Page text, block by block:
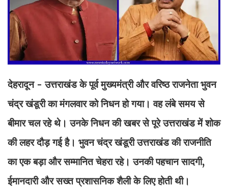
देहरादून - उत्तराखंड के पूर्व मुख्यमंत्री और वरिष्ठ राजनेता भुवन
चंद्र खंडूरी का मंगलवार को निधन हो गया। वह लंबे समय से
बीमार चल रहे थे। उनके निधन की खबर से पूरे उत्तराखंड में शोक
की लहर दौड़ गई है। भुवन चंद्र खंडूरी उत्तराखंड की राजनीति
का एक बड़ा और सम्मानित चेहरा रहे। उनकी पहचान सादगी,
ईमानदारी और सख्त प्रशासनिक शैली के लिए होती थी।